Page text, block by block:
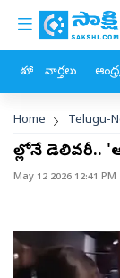
Skip to main content
custom
హోం వార్తలు
Home Telugu-
రైల్లోనే
May 12 2026 12:41 PM